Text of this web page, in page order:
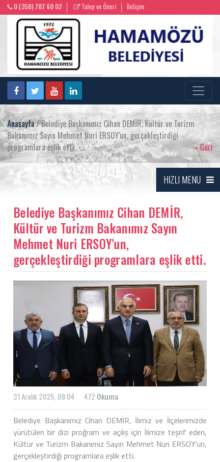
0 (358) 787 60 02 Talep ve Öneri İletişim
Anasayfa/ Belediye Başkanımız Cihan DEMİR, Kültür ve Turizm
Bakanımız Sayın Mehmet Nuri ERSOY'un, gerçekleştirdiği
programlara eşlik etti.
Geri
HIZLI MENU
Belediye Başkanımız Cihan DEMİR,
Kültür ve Turizm Bakanımız Sayın
Mehmet Nuri ERSOY'un,
gerçekleştirdiği programlara eşlik etti.
31 Aralık 2025, 08:04 472 Okuma
Belediye Başkanımız Cihan DEMİR, İlimiz ve İlçelerimizde
yürütülen bir dizi proğram ve açılış için İlimize teşrif eden,
Kültür ve Turizm Bakanımız Sayın Mehmet Nuri ERSOY'un,
gerçekleştirdiği programlara eşlik etti.